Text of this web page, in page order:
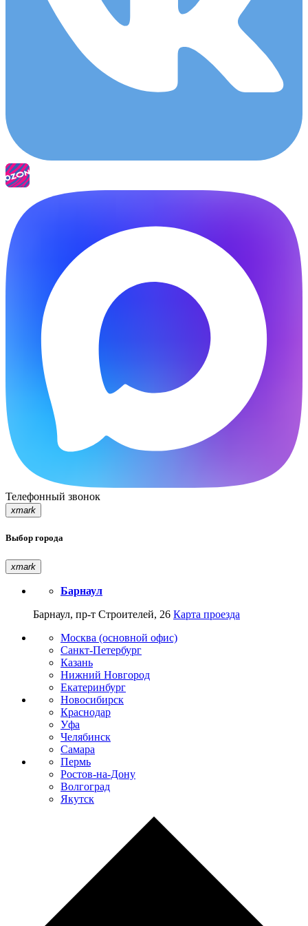
Телефонный звонок
xmark
Выбор города
xmark
Барнаул
Барнаул, пр-т Строителей, 26 Карта проезда
Москва (основной офис)
Санкт-Петербург
Казань
Нижний Новгород
Екатеринбург
Новосибирск
Краснодар
Уфа
Челябинск
Самара
Пермь
Ростов-на-Дону
Волгоград
Якутск